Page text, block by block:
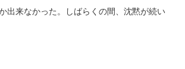
出来なかった。しばらくの間、沈黙が続い